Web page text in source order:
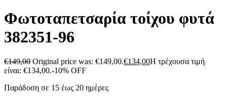
Φωτοταπετσαρία τοίχου φυτά
382351-96
€149,00 Original price was: €149,00.€134,00Η τρέχουσα τιμή
είναι: €134,00.-10% OFF
Παράδοση σε 15 έως 20 ημέρες